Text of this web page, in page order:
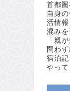
首都
自身
活情
混みを
「親
問わ
宿泊
やって